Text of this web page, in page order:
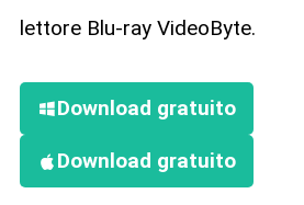
lettore Blu-ray VideoByte.
Download gratuito
Download gratuito